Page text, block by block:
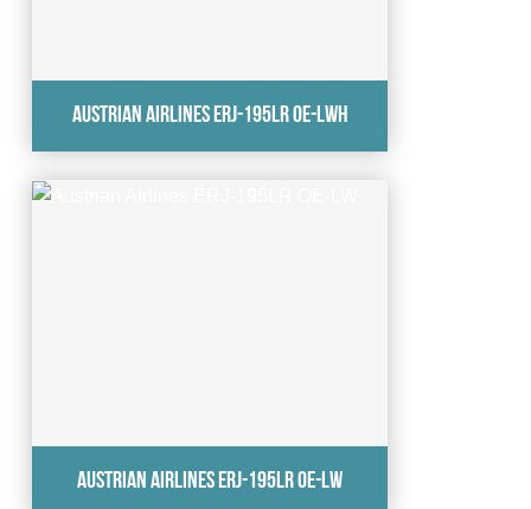
Austrian Airlines ERJ-195LR OE-LWH
Austrian Airlines ERJ-195LR OE-LW